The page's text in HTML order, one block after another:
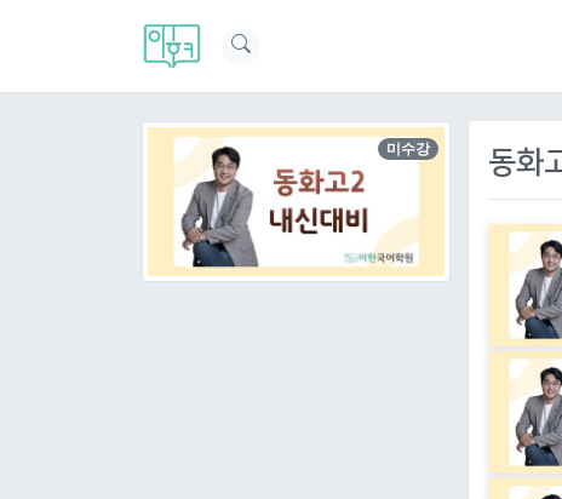
미수강 동화